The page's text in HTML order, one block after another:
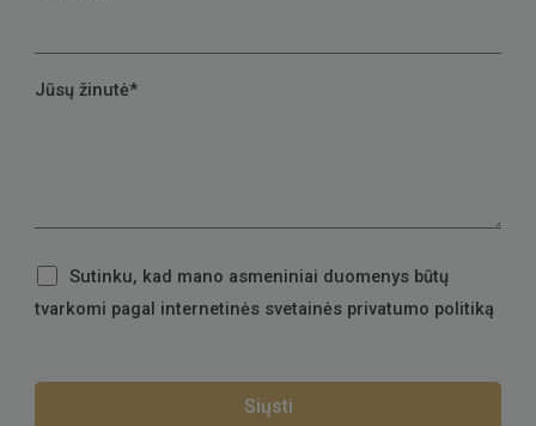
Jūsų žinutė*
Sutinku, kad mano asmeniniai duomenys būtų
tvarkomi pagal internetinės svetainės privatumo politiką